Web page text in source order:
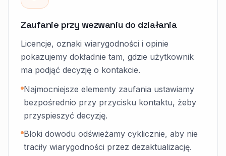
Zaufanie przy wezwaniu do działania
Licencje, oznaki wiarygodności i opinie
pokazujemy dokładnie tam, gdzie użytkownik
ma podjąć decyzję o kontakcie.
Najmocniejsze elementy zaufania ustawiamy
bezpośrednio przy przycisku kontaktu, żeby
przyspieszyć decyzję.
Bloki dowodu odświeżamy cyklicznie, aby nie
traciły wiarygodności przez dezaktualizację.